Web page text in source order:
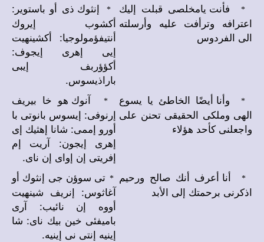
*
إنثوك ذى أو باستوير:
أكشوب إيروك
أنتيفؤمولوجيا: أكشينهيت
إيى إهرى إيجوف:
أكؤؤربف إيبى
باراذيسوس.
*
فأنت يامخلصى قبلت إليك
اعترافه وترأفت عليه وأرسلته
الى الفردوس
*
آنوك هو خا بيريف
إرنوفى: إيسوس بانوتى با
أورو إممى: شانا إهثيك إى
إهرى إيجون: آريت إم
إفريتى إن إواى إن ناى.
*
وأنا أيضًا الخاطئ يا يسوع
الهى وملكى الحقيقى تحنن على
واجعلنى كأحد هؤلاء
* تى سوؤن جى إنثوك أو
آغاثوس: إنريف شينهيت
أووه إن نائيب: آرى
باميفئى خين بيك ناى: شا
إينيه إنتى نى إينيه.
*
أنا أعرف أنك صالح ورحيم
اذكرنى برحمتك إلى الأبد